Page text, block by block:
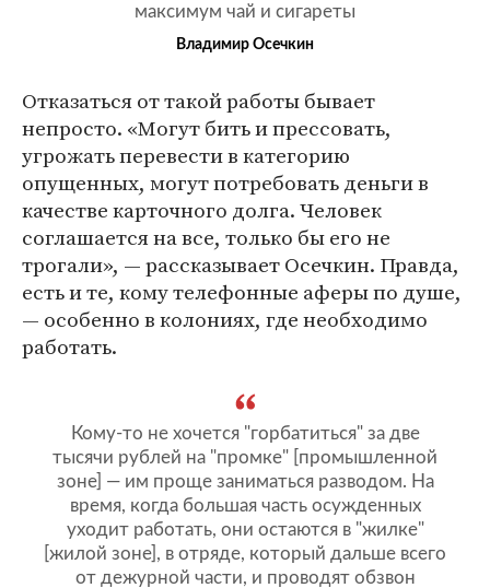
максимум чай и сигареты
Владимир Осечкин
Отказаться от такой работы бывает
непросто. «Могут бить и прессовать,
угрожать перевести в категорию
опущенных, могут потребовать деньги в
качестве карточного долга. Человек
соглашается на все, только бы его не
трогали», — рассказывает Осечкин. Правда,
есть и те, кому телефонные аферы по душе,
— особенно в колониях, где необходимо
работать.
Кому-то не хочется "горбатиться" за две
тысячи рублей на "промке" [промышленной
зоне] — им проще заниматься разводом. На
время, когда большая часть осужденных
уходит работать, они остаются в "жилке"
[жилой зоне], в отряде, который дальше всего
от дежурной части, и проводят обзвон